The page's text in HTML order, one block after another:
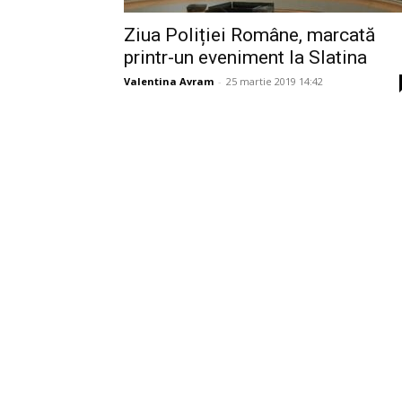
Ziua Poliției Române, marcată
printr-un eveniment la Slatina
Valentina Avram - 25 martie 2019 14:42